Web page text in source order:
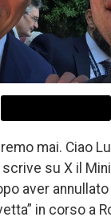
mai. Ciao
scrive su X il
aver annullato
in corso a